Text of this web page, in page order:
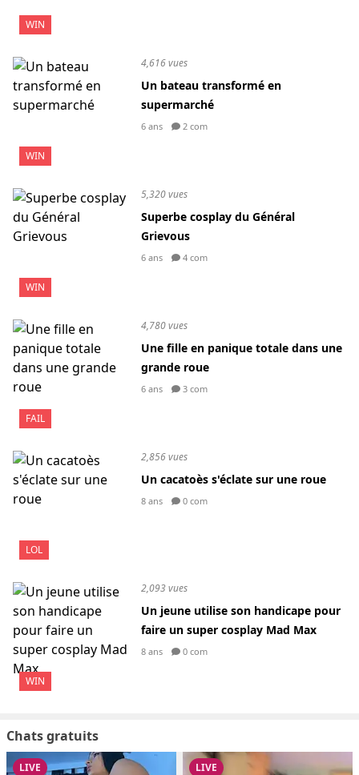
WIN
WIN
4,616 vues
Un bateau transformé en
supermarché
6 ans 2 com
WIN
5,320 vues
Superbe cosplay du Général
Grievous
6 ans 4 com
FAIL
4,780 vues
Une fille en panique totale dans une
grande roue
6 ans 3 com
LOL
2,856 vues
Un cacatoès s'éclate sur une roue
8 ans 0 com
WIN
2,093 vues
Un jeune utilise son handicape pour
faire un super cosplay Mad Max
8 ans 0 com
Chats gratuits